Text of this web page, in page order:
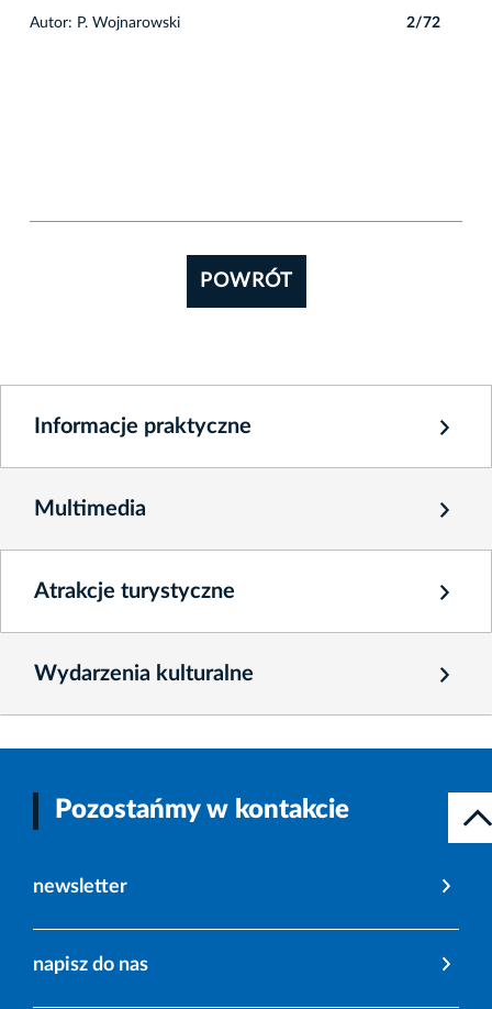
Autor: P. Wojnarowski 2/72
POWRÓT
Informacje praktyczne
Multimedia
Atrakcje turystyczne
Wydarzenia kulturalne
Pozostańmy w kontakcie
newsletter
napisz do nas